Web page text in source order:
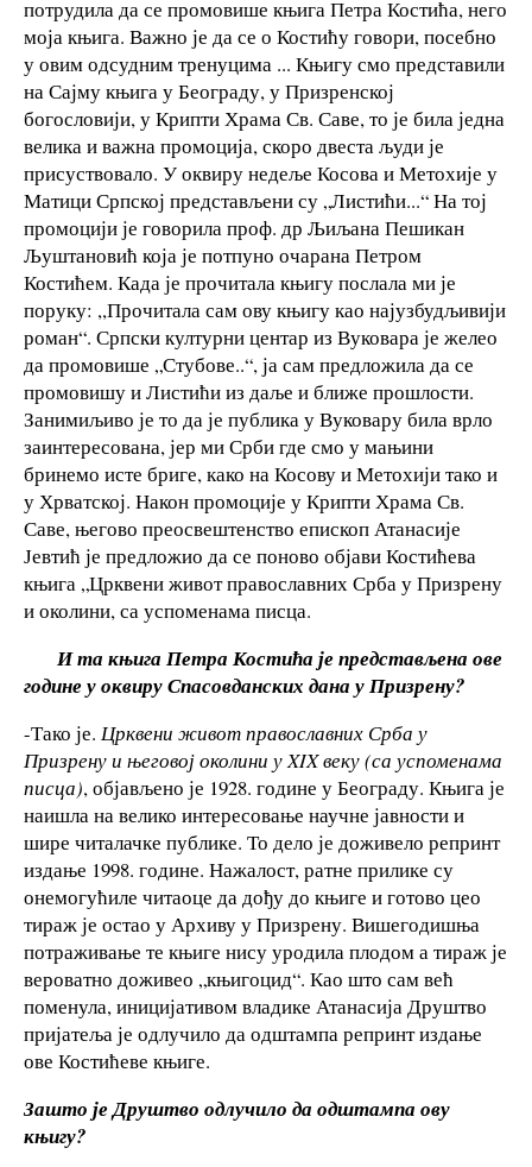
потрудила да се промовише књига Петра Костића, него
моја књига. Важно је да се о Костићу говори, посебно
у овим одсудним тренуцима ... Књигу смо представили
на Сајму књига у Београду, у Призренској
богословији, у Крипти Храма Св. Саве, то је била једна
велика и важна промоција, скоро двеста људи је
присуствовало. У оквиру недеље Косова и Метохије у
Матици Српској представљени су „Листићи...“ На тој
промоцији је говорила проф. др Љиљана Пешикан
Љуштановић која је потпуно очарана Петром
Костићем. Када је прочитала књигу послала ми је
поруку: ,,Прочитала сам ову књигу као најузбудљивији
роман“. Српски културни центар из Вуковара је желео
да промовише „Стубове..“, ја сам предложила да се
промовишу и Листићи из даље и ближе прошлости.
Занимиљиво је то да је публика у Вуковару била врло
заинтересована, јер ми Срби где смо у мањини
бринемо исте бриге, како на Косову и Метохији тако и
у Хрватској. Након промоције у Крипти Храма Св.
Саве, његово преосвештенство епископ Атанасије
Јевтић је предложио да се поново објави Костићева
књига „Црквени живот православних Срба у Призрену
и околини, са успоменама писца.
И та књига Петра Костића је представљена ове
године у оквиру Спасовданских дана у Призрену?
-Тако је. Црквени живот православних Срба у
Призрену и његовој околини уXIXвеку(са успоменама
писца), објављено је 1928. године у Београду. Књига је
наишла на велико интересовање научне јавности и
шире читалачке публике. То дело је доживело репринт
издање 1998. године. Нажалост, ратне прилике су
онемогућиле читаоце да дођу до књиге и готово цео
тираж је остао у Архиву у Призрену. Вишегодишња
потраживање те књиге нису уродила плодом а тираж је
вероватно доживео „књигоцид“. Као што сам већ
поменула, иницијативом владике Атанасија Друштво
пријатеља је одлучило да одштампа репринт издање
ове Костићеве књиге.
Зашто је Друштво одлучило да одштампа ову
књигу?